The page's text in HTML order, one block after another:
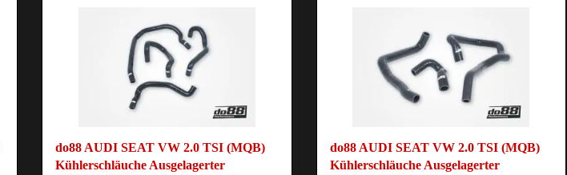
do88 AUDI SEAT VW 2.0 TSI (MQB)
Kühlerschläuche Ausgelagerter
do88 AUDI SEAT VW 2.0 TSI (MQB)
Kühlerschläuche Ausgelagerter